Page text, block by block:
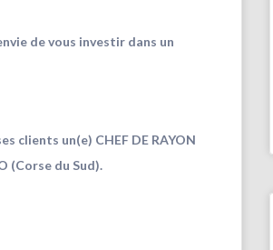
de vous investir dans un
clients un(e) CHEF DE RAYON
(Corse du Sud).